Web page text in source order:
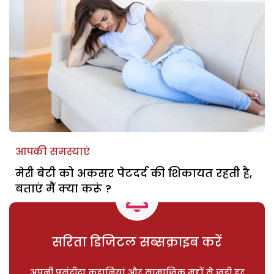
आपकी समस्याएं
मेरी बेटी को अकसर पेटदर्द की शिकायत रहती है,
बताएं मैं क्या करूं ?
सरिता डिजिटल सब्सक्राइब करें